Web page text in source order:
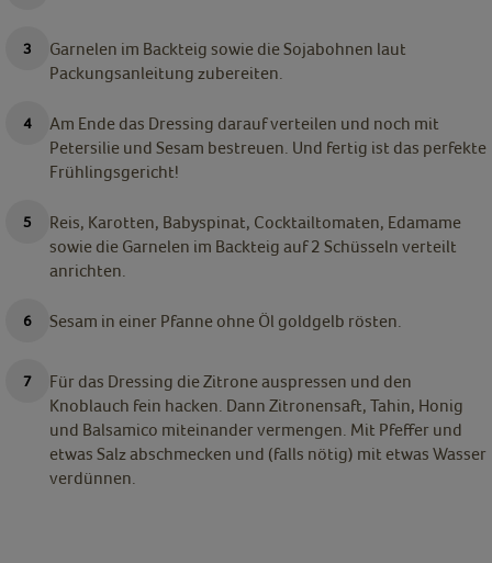
Garnelen im Backteig sowie die Sojabohnen laut
Packungsanleitung zubereiten.
Am Ende das Dressing darauf verteilen und noch mit
Petersilie und Sesam bestreuen. Und fertig ist das perfekte
Frühlingsgericht!
Reis, Karotten, Babyspinat, Cocktailtomaten, Edamame
sowie die Garnelen im Backteig auf 2 Schüsseln verteilt
anrichten.
Sesam in einer Pfanne ohne Öl goldgelb rösten.
Für das Dressing die Zitrone auspressen und den
Knoblauch fein hacken. Dann Zitronensaft, Tahin, Honig
und Balsamico miteinander vermengen. Mit Pfeffer und
etwas Salz abschmecken und (falls nötig) mit etwas Wasser
verdünnen.